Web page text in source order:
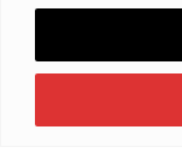
Copyright
Powered by